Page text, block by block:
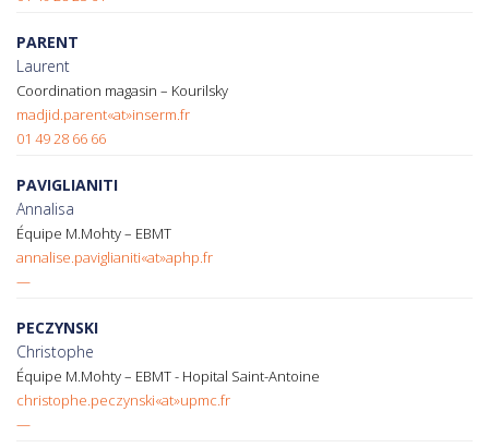
PARENT
Laurent
Coordination magasin – Kourilsky
madjid.parent«at»inserm.fr
01 49 28 66 66
PAVIGLIANITI
Annalisa
Équipe M.Mohty – EBMT
annalise.paviglianiti«at»aphp.fr
—
PECZYNSKI
Christophe
Équipe M.Mohty – EBMT - Hopital Saint-Antoine
christophe.peczynski«at»upmc.fr
—